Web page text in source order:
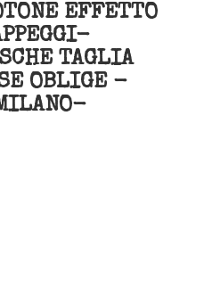
EFFETTO
TAGLIA
OBLIGE -